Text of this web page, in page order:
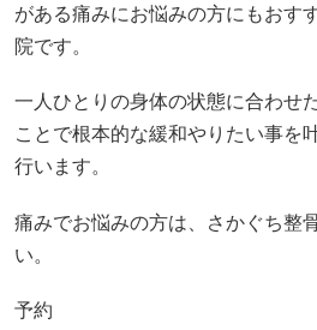
がある痛みにお悩みの方にもおす
院です。
一人ひとりの身体の状態に合わせ
ことで根本的な緩和やりたい事を
行います。
痛みでお悩みの方は、さかぐち整
い。
予約